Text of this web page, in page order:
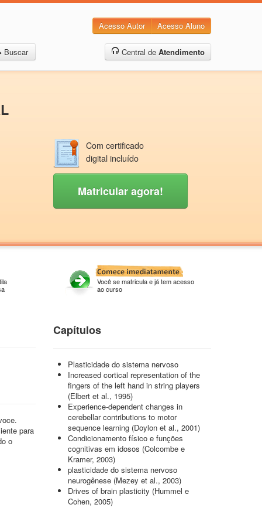
Acesso Autor Acesso Aluno
Buscar Central de Atendimento
Com certificado
digital incluído
Matricular agora!
Você se matricula e já tem acesso
ao curso
para
o
Capítulos
Plasticidade do sistema nervoso
Increased cortical representation of the
fingers of the left hand in string players
(Elbert et al., 1995)
Experience-dependent changes in
cerebellar contributions to motor
sequence learning (Doylon et al., 2001)
Condicionamento físico e funções
cognitivas em idosos (Colcombe e
Kramer, 2003)
plasticidade do sistema nervoso
neurogênese (Mezey et al., 2003)
Drives of brain plasticity (Hummel e
Cohen, 2005)